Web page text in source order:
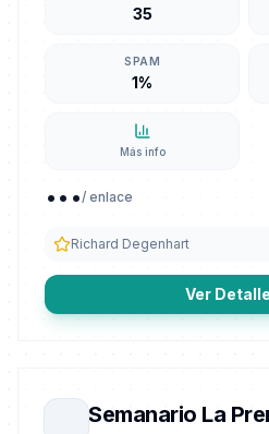
35
SPAM
1%
Más info
.../ enlace
Richard Degenhart
Ver
Semanario La